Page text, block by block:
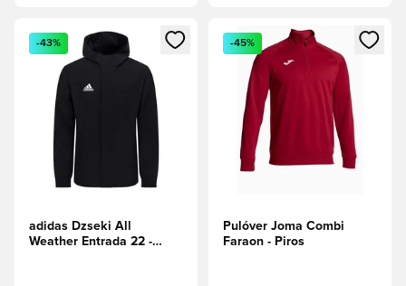
Megnyit egy modált a bejelentkezéshez vagy a tagként
-43%
adidas Dzseki All
Weather Entrada 22 -
Megnyit egy modált a
-45%
Pulóver Joma Combi
Faraon - Piros